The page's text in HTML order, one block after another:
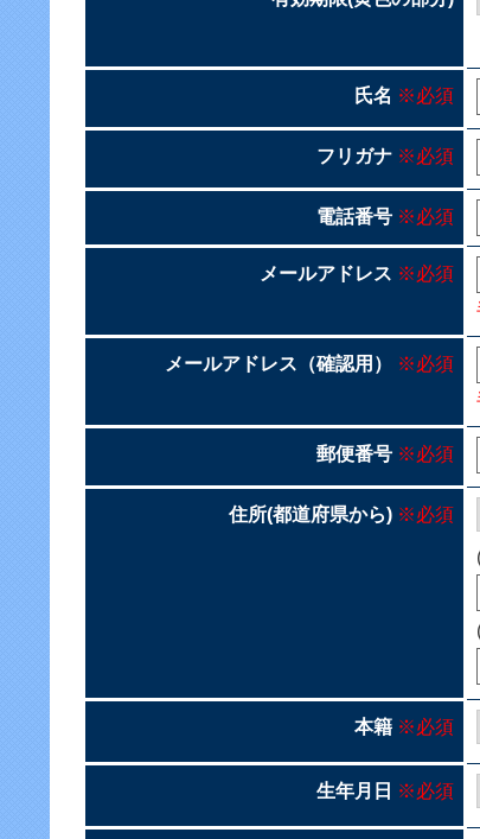
氏名 ※必須
フリガナ ※必須
電話番号 ※必須
メールアドレス ※必須
メールアドレス（確認用）
※必須
郵便番号 ※必須
住所(都道府県から) ※必須
本籍 ※必須
生年月日 ※必須